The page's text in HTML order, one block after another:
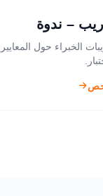
– ندوة
الخبراء حول